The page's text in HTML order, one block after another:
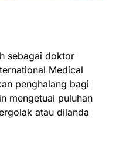
sebagai doktor
Medical
penghalang bagi
mengetuai puluhan
atau dilanda